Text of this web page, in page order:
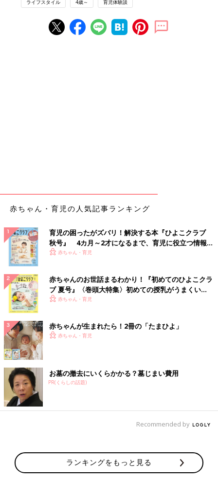
ライフスタイル 4歳～ 育児体験談
赤ちゃん・育児の人気記事ランキング
育児の困ったがズバリ！解決する本『ひよこクラブ
秋号』 4カ月～2才になるまで、育児に役立つ情報が
いっぱい！
赤ちゃん・育児
赤ちゃんのお世話まるわかり！『初めてのひよこクラ
ブ 夏号』〈巻頭大特集〉初めての授乳がうまくい
く！ おっぱい・ミルクの基本と夏のトラブル 解決テ
赤ちゃん・育児
赤ちゃんが生まれたら！2冊の「たまひよ」
赤ちゃん・育児
お墓の撤去にいくらかかる？墓じまい費用
PR(くらしの話題)
Recommended by
ランキングをもっと見る